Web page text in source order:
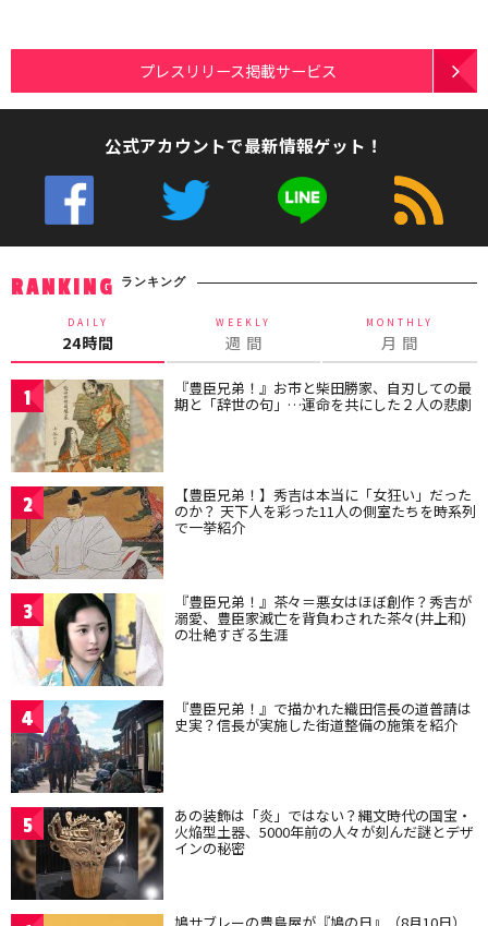
プレスリリース掲載サービス
公式アカウントで最新情報ゲット！
RANKING ランキング
DAILY
24時間
WEEKLY
週 間
MONTHLY
月 間
1 『豊臣兄弟！』お市と柴田勝家、自刃しての最
期と「辞世の句」…運命を共にした２人の悲劇
2 【豊臣兄弟！】秀吉は本当に「女狂い」だった
のか？ 天下人を彩った11人の側室たちを時系列
で一挙紹介
3 『豊臣兄弟！』茶々＝悪女はほぼ創作？秀吉が
溺愛、豊臣家滅亡を背負わされた茶々(井上和)
の壮絶すぎる生涯
4 『豊臣兄弟！』で描かれた織田信長の道普請は
史実？信長が実施した街道整備の施策を紹介
5 あの装飾は「炎」ではない？縄文時代の国宝・
火焔型土器、5000年前の人々が刻んだ謎とデザ
インの秘密